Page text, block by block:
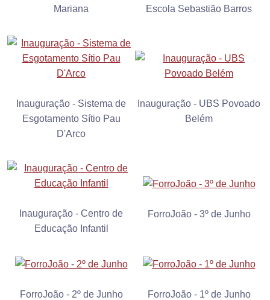
Mariana
Escola Sebastião Barros
Inauguração - Sistema de
Esgotamento Sítio Pau
D'Arco
Inauguração - UBS Povoado
Belém
Inauguração - Centro de
Educação Infantil
ForroJoão - 3º de Junho
ForroJoão - 2º de Junho ForroJoão - 1º de Junho